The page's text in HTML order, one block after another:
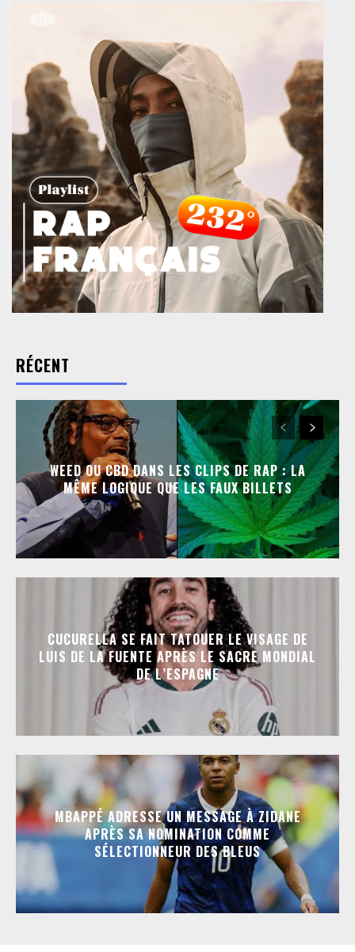
RÉCENT
WEED OU CBD DANS LES CLIPS DE RAP : LA
MÊME LOGIQUE QUE LES FAUX BILLETS
CUCURELLA SE FAIT TATOUER LE VISAGE DE
LUIS DE LA FUENTE APRÈS LE SACRE MONDIAL
DE L’ESPAGNE
MBAPPÉ ADRESSE UN MESSAGE À ZIDANE
APRÈS SA NOMINATION COMME
SÉLECTIONNEUR DES BLEUS